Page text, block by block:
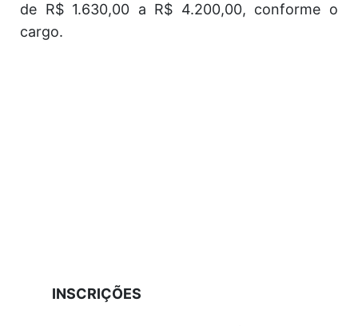
de R$ 1.630,00 a R$ 4.200,00, conforme o
cargo.
INSCRIÇÕES